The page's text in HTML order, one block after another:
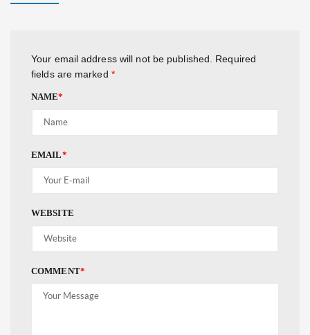
Your email address will not be published.
Required
fields are marked *
NAME*
EMAIL*
WEBSITE
COMMENT*